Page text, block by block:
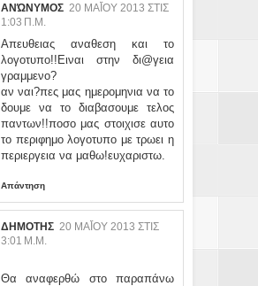
ΑΝΏΝΥΜΟΣ 20 ΜΑΪ́ΟΥ 2013 ΣΤΙΣ 1:
03 Π.Μ.
Απευθειας αναθεση και το
λογοτυπο!!Ειναι στην δι@γεια
γραμμενο?
αν ναι?πες μας ημερομηνια να το
δουμε να το διαβασουμε τελος
παντων!!ποσο μας στοιχισε αυτο
το περιφημο λογοτυπο με τρωει η
περιεργεια να μαθω!ευχαριστω.
Απάντηση
ΔΗΜΟΤΗΣ 20 ΜΑΪ́ΟΥ 2013 ΣΤΙΣ 3:
01 Μ.Μ.
Θα αναφερθώ στο παραπάνω